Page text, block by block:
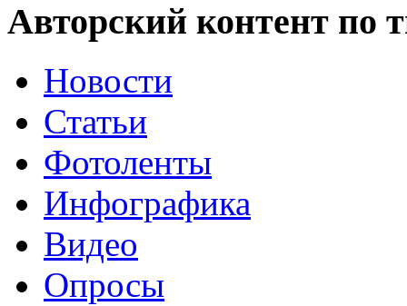
Авторский контент по
Новости
Статьи
Фотоленты
Инфографика
Видео
Опросы